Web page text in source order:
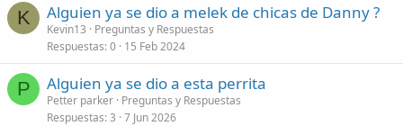
K Alguien ya se dio a melek de chicas de Danny ?
Kevin13
Preguntas y Respuestas
Respuestas 0 15 Feb 2024
P Alguien ya se dio a esta perrita
Petter parker Preguntas y Respuestas
Respuestas 3 7 Jun 2026